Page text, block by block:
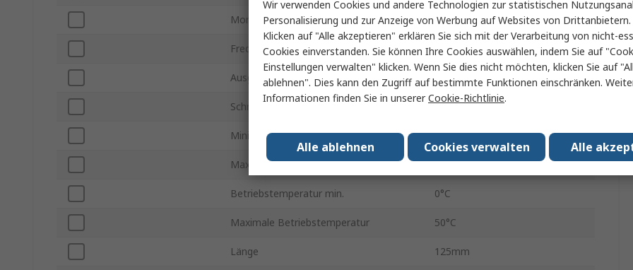
Montageart Oberfläche
Frequenz 13.56MHz
Ausgangsleistung max. 100mW
Schnittstellentyp USB 2.0
Minimale Versorgungsspannung 5V
Maximale Versorgungsspannung 5V
Betriebstemperatur min. 0°C
Maximale Betriebstemperatur 50°C
Länge 125mm
Wir verwenden Cookies und andere Technologien zur statistischen
Personalisierung und zur Anzeige von Werbung auf Websites von
Klicken auf "Alle akzeptieren" erklären Sie sich mit der Verarbeitung von nicht-
Cookies einverstanden. Sie können Ihre Cookies auswählen, indem Sie auf
Einstellungen verwalten" klicken. Wenn Sie dies nicht möchten, klicken Sie auf
ablehnen". Dies kann den Zugriff auf bestimmte Funktionen einschränken.
Informationen finden Sie in unsererCookie-Richtlinie.
Alle
Cookies verwalten
Alle ablehnen